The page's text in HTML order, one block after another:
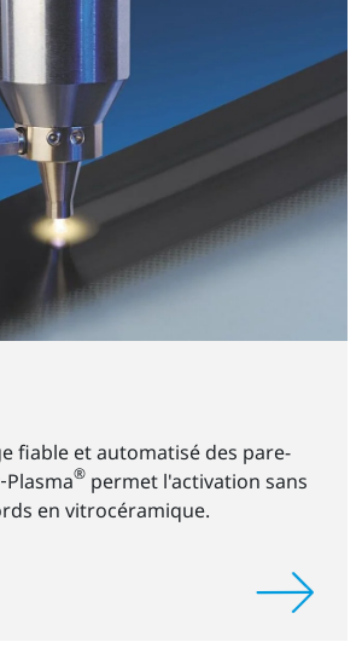
fiable et automatisé des pare-
® permet l'activation sans
en vitrocéramique.